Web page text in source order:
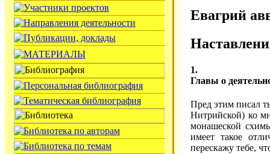
Евагрий
1.
Главы о
Пред этим писал
Нитрийской) ко
монашеской
имеет такое
перескажу тебе,